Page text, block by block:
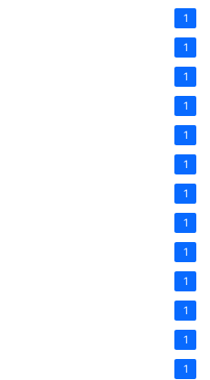
1
1
1
1
1
1
1
1
1
1
1
1
1